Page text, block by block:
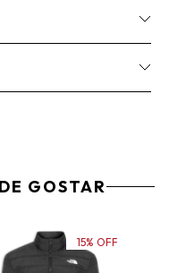
GOSTAR
15% OFF